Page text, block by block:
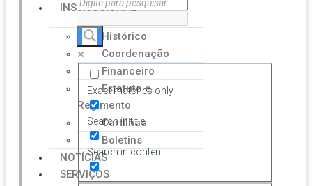
INSTITUCIONAL
Histórico
Coordenação
Financeiro
Estatuto e
Regimento
Cartilhas
Boletins
NOTÍCIAS
SERVIÇOS
Exact matches only
Search in title
Search in content